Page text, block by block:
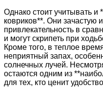
Однако стоит учитывать и
ковриков**. Они зачастую
привлекательность в
и могут скрипеть при
Кроме того, в теплое
неприятный запах,
солнечных лучей.
остаются одним из
для тех, кто ценит